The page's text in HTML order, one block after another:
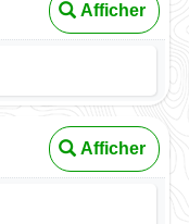
Afficher
Afficher